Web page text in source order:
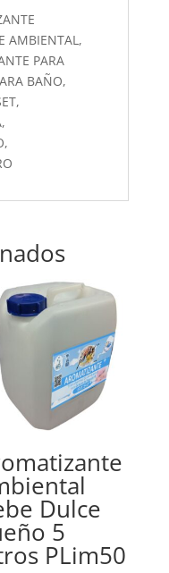
AMBIENTAL,
PARA
BAÑO,
Dulce
5
PLim50